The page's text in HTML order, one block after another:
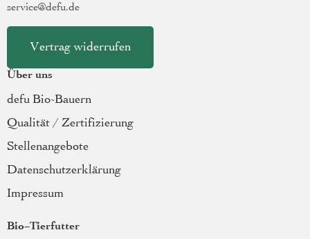
service@defu.de
Vertrag widerrufen
Über uns
defu Bio-Bauern
Qualität / Zertifizierung
Stellenangebote
Datenschutzerklärung
Impressum
Bio-Tierfutter